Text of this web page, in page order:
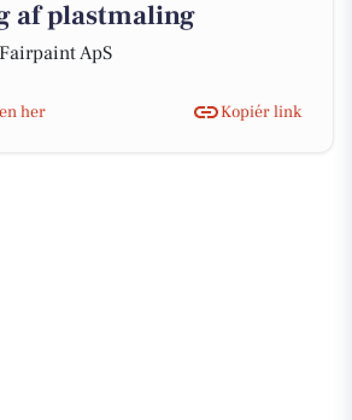
af plastmaling
ApS
her Kopiér link